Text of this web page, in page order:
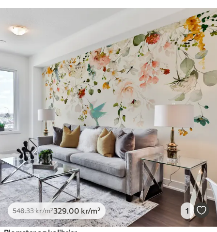
548.33kr/m²329 .00 kr/m² 1